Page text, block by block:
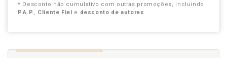
* Desconto não cumulativo com outras promoções, incluindo
P.A.P., Cliente Fiel e desconto de autores